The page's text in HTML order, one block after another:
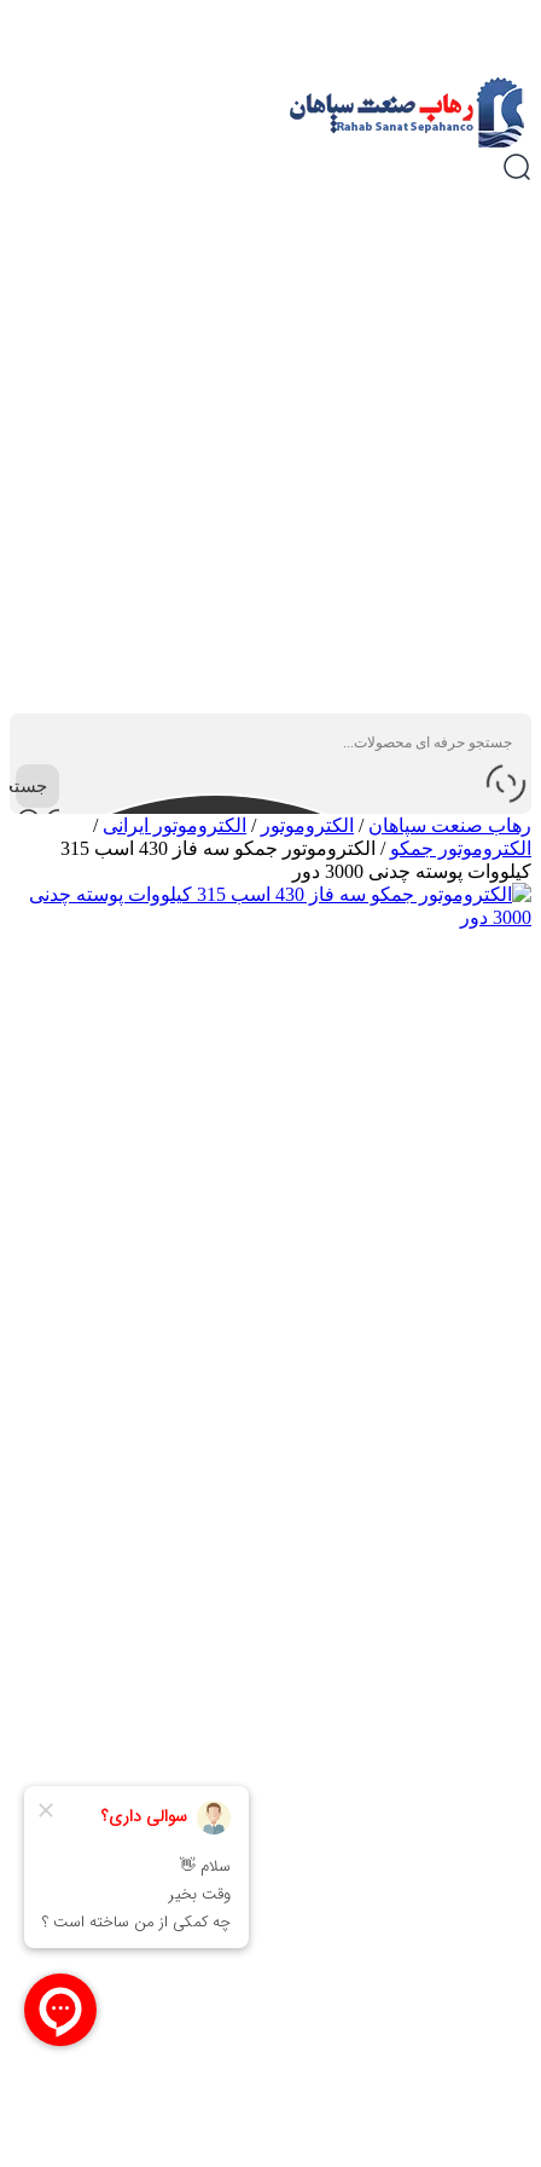
رهاب صنعت سپاهان / الکتروموتور / الکتروموتور ایرانی /
الکتروموتور جمکو /
الکتروموتور جمکو سه فاز 430 اسب 315
کیلووات پوسته چدنی 3000 دور